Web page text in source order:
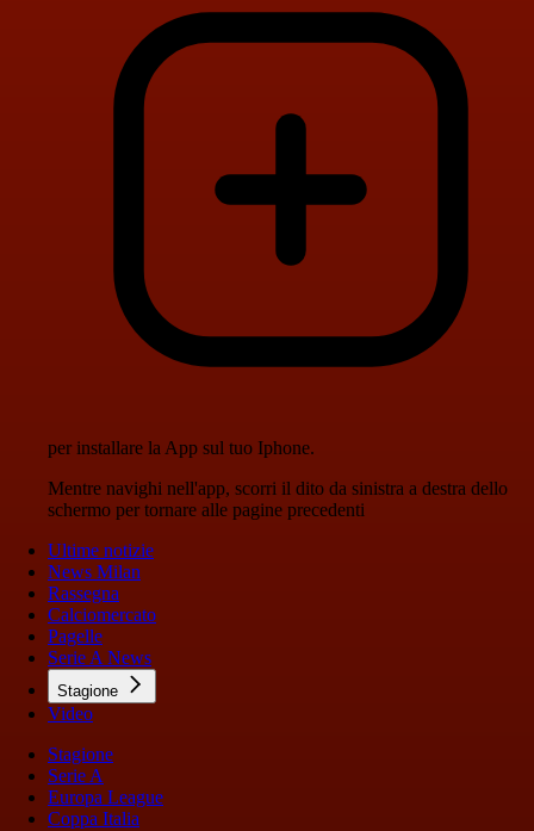
per installare la App sul tuo Iphone.
Mentre navighi nell'app, scorri il dito da sinistra a destra dello
schermo per tornare alle pagine precedenti
Ultime notizie
News Milan
Rassegna
Calciomercato
Pagelle
Serie A News
Stagione
Video
Stagione
Serie A
Europa League
Coppa Italia